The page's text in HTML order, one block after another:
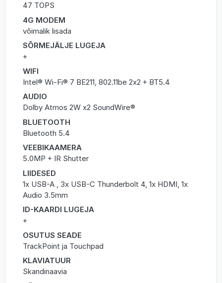
47 TOPS
4G MODEM
võimalik lisada
SÕRMEJÄLJE LUGEJA
+
WIFI
Intel® Wi-Fi® 7 BE211, 802.11be 2x2 + BT5.4
AUDIO
Dolby Atmos 2W x2 SoundWire®
BLUETOOTH
Bluetooth 5.4
VEEBIKAAMERA
5.0MP + IR Shutter
LIIDESED
1x USB-A , 3x USB-C Thunderbolt 4, 1x HDMI, 1x
Audio 3.5mm
ID-KAARDI LUGEJA
+
OSUTUS SEADE
TrackPoint ja Touchpad
KLAVIATUUR
Skandinaavia